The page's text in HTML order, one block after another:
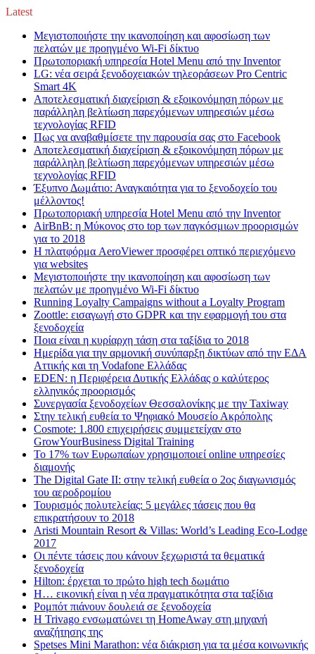
Latest
Μεγιστοποιήστε την ικανοποίηση και αφοσίωση των
πελατών με προηγμένο Wi-Fi δίκτυο
Πρωτοποριακή υπηρεσία Hotel Menu από την Inventor
LG: νέα σειρά ξενοδοχειακών τηλεοράσεων Pro Centric
Smart 4K
Αποτελεσματική διαχείριση & εξοικονόμηση πόρων με
παράλληλη βελτίωση παρεχόμενων υπηρεσιών μέσω
τεχνολογίας RFID
Πως να αναβαθμίσετε την παρουσία σας στο Facebook
Αποτελεσματική διαχείριση & εξοικονόμηση πόρων με
παράλληλη βελτίωση παρεχόμενων υπηρεσιών μέσω
τεχνολογίας RFID
Έξυπνο Δωμάτιο: Αναγκαιότητα για το ξενοδοχείο του
μέλλοντος!
Πρωτοποριακή υπηρεσία Hotel Menu από την Inventor
AirBnB: η Μύκονος στο top των παγκόσμιων προορισμών
για το 2018
Η πλατφόρμα AeroViewer προσφέρει οπτικό περιεχόμενο
για websites
Μεγιστοποιήστε την ικανοποίηση και αφοσίωση των
πελατών με προηγμένο Wi-Fi δίκτυο
Running Loyalty Campaigns without a Loyalty Program
Zoottle: εισαγωγή στο GDPR και την εφαρμογή του στα
ξενοδοχεία
Ποια είναι η κυρίαρχη τάση στα ταξίδια το 2018
Ημερίδα για την αρμονική συνύπαρξη δικτύων από την ΕΔΑ
Αττικής και τη Vodafone Ελλάδας
EDEN: η Περιφέρεια Δυτικής Ελλάδας ο καλύτερος
ελληνικός προορισμός
Συνεργασία ξενοδοχείων Θεσσαλονίκης με την Taxiway
Στην τελική ευθεία το Ψηφιακό Μουσείο Ακρόπολης
Cosmote: 1.800 επιχειρήσεις συμμετείχαν στο
GrowYourBusiness Digital Training
Το 17% των Ευρωπαίων χρησιμοποιεί online υπηρεσίες
διαμονής
The Digital Gate II: στην τελική ευθεία ο 2ος διαγωνισμός
του αεροδρομίου
Τουρισμός πολυτελείας: 5 μεγάλες τάσεις που θα
επικρατήσουν το 2018
Aristi Mountain Resort & Villas: World’s Leading Eco-Lodge
2017
Οι πέντε τάσεις που κάνουν ξεχωριστά τα θεματικά
ξενοδοχεία
Hilton: έρχεται τo πρώτο high tech δωμάτιο
Η… εικονική είναι η νέα πραγματικότητα στα ταξίδια
Ρομπότ πιάνουν δουλειά σε ξενοδοχεία
Η Trivago ενσωματώνει τη HomeAway στη μηχανή
αναζήτησης της
Spetses Mini Marathon: νέα διάκριση για τα μέσα κοινωνικής